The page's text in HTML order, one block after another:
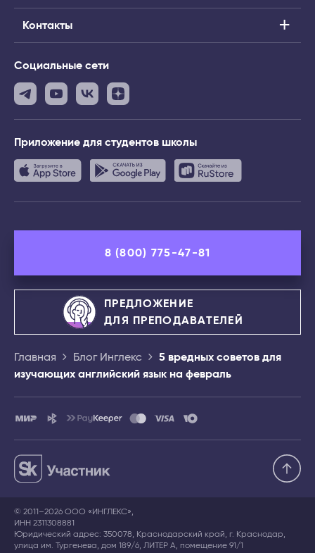
Контакты
Социальные сети
Приложение для студентов школы
8 (800) 775-47-81
ПРЕДЛОЖЕНИЕ
ДЛЯ ПРЕПОДАВАТЕЛЕЙ
Главная Блог Инглекс
5 вредных советов для
изучающих английский язык на февраль
© 2011–2026 ООО «ИНГЛЕКС»,
ИНН 2311308881
Юридический адрес: 350078, Краснодарский край, г. Краснодар,
улица им. Тургенева, дом 189/6, ЛИТЕР А, помещение 91/1